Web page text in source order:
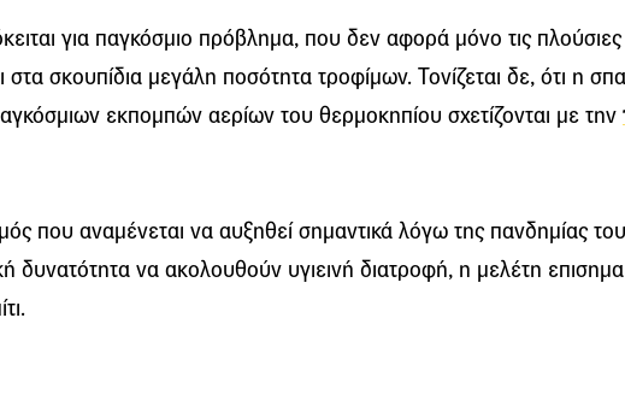
για παγκόσμιο πρόβλημα, που δεν αφορά μόνο τις πλούσιες
σκουπίδια μεγάλη ποσότητα τροφίμων. Τονίζεται δε, ότι η
εκπομπών αερίων του θερμοκηπίου σχετίζονται με την
που αναμένεται να αυξηθεί σημαντικά λόγω της πανδημίας του
να ακολουθούν υγιεινή διατροφή, η μελέτη